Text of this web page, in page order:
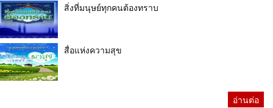
สิ่งที่มนุษย์ทุกคนต้องทราบ
สื่อแห่งความสุข
อ่านต่อ